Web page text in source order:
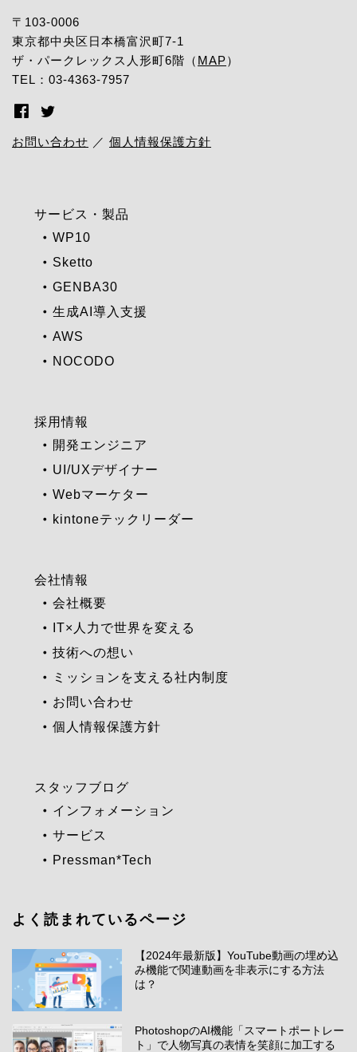
〒103-0006
東京都中央区日本橋富沢町7-1
ザ・パークレックス人形町6階（ MAP）
TEL：03-4363-7957
お問い合わせ ／ 個人情報保護方針
サービス・製品
WP10
Sketto
GENBA30
生成AI導入支援
AWS
NOCODO
採用情報
開発エンジニア
UI/UXデザイナー
Webマーケター
kintoneテックリーダー
会社情報
会社概要
IT×人力で世界を変える
技術への想い
ミッションを支える社内制度
お問い合わせ
個人情報保護方針
スタッフブログ
インフォメーション
サービス
Pressman*Tech
よく読まれているページ
【2024年最新版】YouTube動画の埋め込
み機能で関連動画を非表示にする方法
は？
PhotoshopのAI機能「スマートポートレー
ト」で人物写真の表情を笑顔に加工する